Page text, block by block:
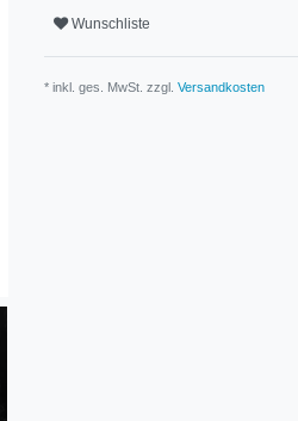
Wunschliste
* inkl. ges. MwSt. zzgl. Versandkosten